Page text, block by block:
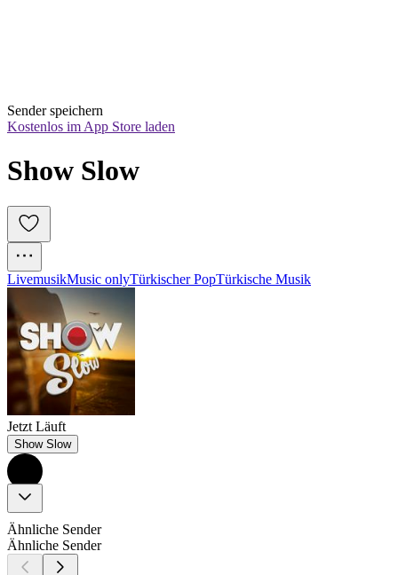
Sender speichern
Kostenlos im App Store laden
Show Slow
LivemusikMusic onlyTürkischer PopTürkische Musik
Jetzt Läuft
Show Slow
Ähnliche Sender
Ähnliche Sender